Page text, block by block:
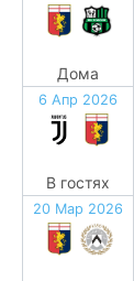
Дома
6 Апр 2026
В гостях
20 Мар 2026